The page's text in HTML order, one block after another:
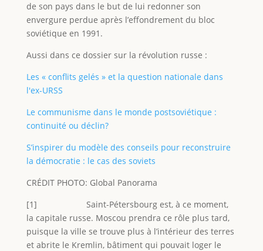
de son pays dans le but de lui redonner son
envergure perdue après l’effondrement du bloc
soviétique en 1991.
Aussi dans ce dossier sur la révolution russe :
Les « conflits gelés » et la question nationale dans
l'ex-URSS
Le communisme dans le monde postsoviétique :
continuité ou déclin?
S’inspirer du modèle des conseils pour reconstruire
la démocratie : le cas des soviets
CRÉDIT PHOTO: Global Panorama
[1] Saint-Pétersbourg est, à ce moment,
la capitale russe. Moscou prendra ce rôle plus tard,
puisque la ville se trouve plus à l’intérieur des terres
et abrite le Kremlin, bâtiment qui pouvait loger le